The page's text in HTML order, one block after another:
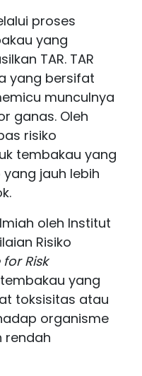
proses
yang
TAR. TAR
yang bersifat
munculnya
ganas. Oleh
risiko
tembakau yang
jauh lebih
oleh Institut
Risiko
Risk
yang
toksisitas atau
organisme
rendah